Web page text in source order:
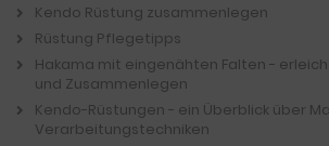
Kendo Rüstung zusammenlegen
Rüstung Pflegetipps
Hakama mit eingenähten Falten -
und Zusammenlegen
Kendo-Rüstungen - ein Überblick über
Verarbeitungstechniken